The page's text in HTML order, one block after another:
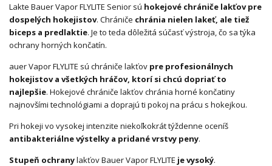
Lakte Bauer Vapor FLYLITE Senior sú hokejové chrániče lakťov pre
dospelých hokejistov. Chrániče chránia nielen lakeť, ale tiež
biceps a predlaktie. Je to teda dôležitá súčasť výstroja, čo sa týka
ochrany horných končatín.
auer Vapor FLYLITE sú chrániče lakťov pre profesionálnych
hokejistov a všetkých hráčov, ktorí si chcú dopriať to
najlepšie. Hokejové chrániče lakťov chránia horné končatiny
najnovšími technológiami a doprajú ti pokoj na prácu s hokejkou.
Pri hokeji vo vysokej intenzite niekoľkokrát týždenne oceníš
antibakteriálne výstelky a pridané vrstvy peny.
Stupeň ochranylakťov Bauer Vapor FLYLITE je vysoký.